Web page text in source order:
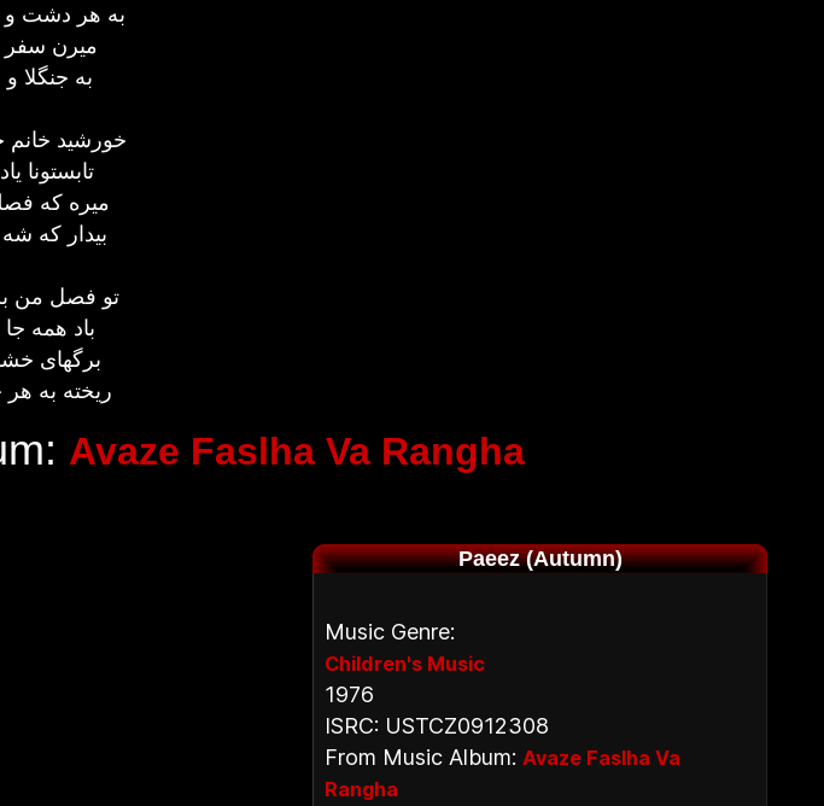
به هر دشت و
ميرن سفر
به جنگلا
خورشيد خانم
تابستونا
ميره كه
بيدار كه شه
تو فصل من
باد همه جا
برگهای
ريخته به
Avaze Faslha Va Rangha
Paeez (Autumn)
Music Genre:
Children's Music
1976
ISRC: USTCZ0912308
From Music Album: Avaze Faslha Va
Rangha